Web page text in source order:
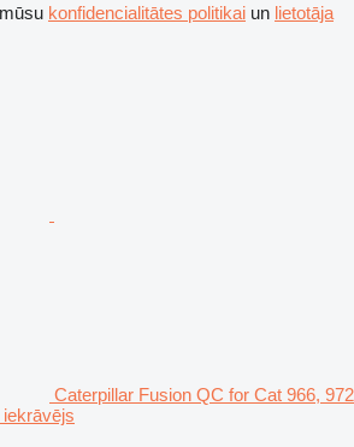
konfidencialitātes politikai un lietotāja
Caterpillar Fusion QC for Cat 966, 972